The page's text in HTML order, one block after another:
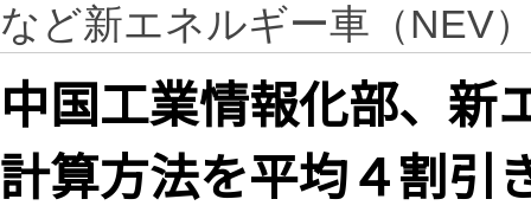
など新エネルギー車（NEV
中国工業情報化部、新
計算方法を平均４割引